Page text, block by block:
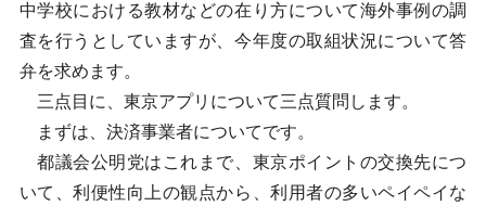
中学校における教材などの在り方について海外事例の調
査を行うとしていますが、今年度の取組状況について答
弁を求めます。
三点目に、東京アプリについて三点質問します。
まずは、決済事業者についてです。
都議会公明党はこれまで、東京ポイントの交換先につ
いて、利便性向上の観点から、利用者の多いペイペイな